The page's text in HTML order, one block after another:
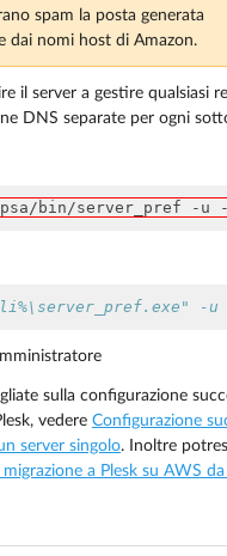
spam la posta generata
dai nomi host di Amazon.
il server a gestire qualsiasi
DNS separate per ogni
bin/server_pref -u -
-u -
sulla configurazione
vedere Configurazione
server singolo. Inoltre
a Plesk su AWS da